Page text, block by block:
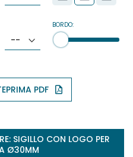
BORDO:
PDF
SIGILLO CON LOGO PER
Ø30MM